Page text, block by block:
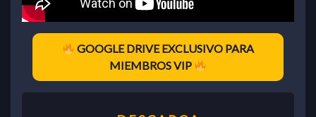
GOOGLE DRIVE EXCLUSIVO PARA
MIEMBROS VIP